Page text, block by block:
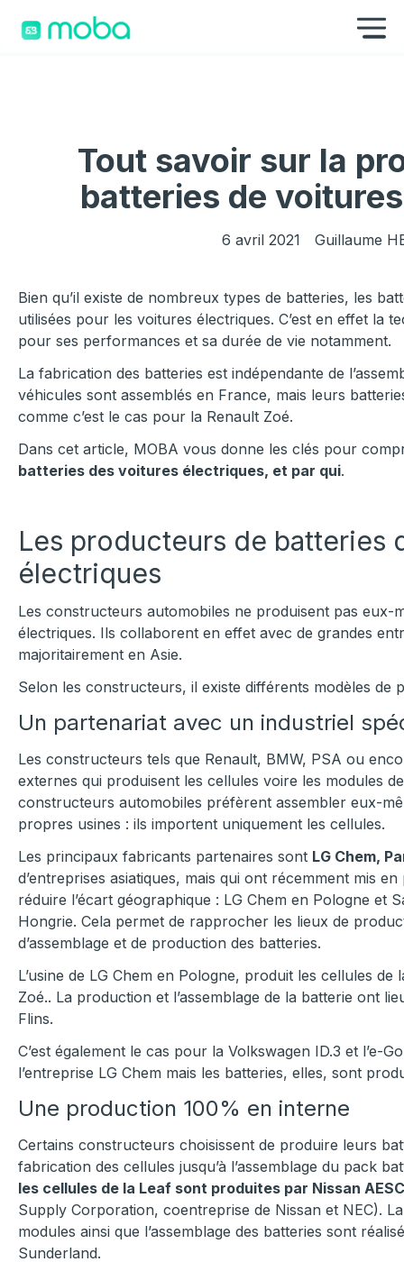
Tout savoir sur la
batteries de
6 avril 2021 Guillaume
Bien qu’il existe de nombreux types de batteries, les
utilisées pour les voitures électriques. C’est en effet la
pour ses performances et sa durée de vie notamment.
La fabrication des batteries est indépendante de
véhicules sont assemblés en France, mais leurs
comme c’est le cas pour la Renault Zoé.
Dans cet article, MOBA vous donne les clés pour
batteries des voitures électriques, et par qui.
Les producteurs de batteries
électriques
Les constructeurs automobiles ne produisent pas eux-
électriques. Ils collaborent en effet avec de grandes
majoritairement en Asie.
Selon les constructeurs, il existe différents modèles de
Un partenariat avec un industriel
Les constructeurs tels que Renault, BMW, PSA ou
externes qui produisent les cellules voire les modules
constructeurs automobiles préfèrent assembler eux-
propres usines : ils importent uniquement les cellules.
Les principaux fabricants partenaires sont LG Chem,
d’entreprises asiatiques, mais qui ont récemment mis
réduire l’écart géographique : LG Chem en Pologne et
Hongrie. Cela permet de rapprocher les lieux de
d’assemblage et de production des batteries.
L’usine de LG Chem en Pologne, produit les cellules
Zoé.. La production et l’assemblage de la batterie ont
Flins.
C’est également le cas pour la Volkswagen ID.3 et l’e-
l’entreprise LG Chem mais les batteries, elles, sont
Une production 100% en interne
Certains constructeurs choisissent de produire leurs
fabrication des cellules jusqu’à l’assemblage du pack
les cellules de la Leaf sont produites par Nissan AESC
Supply Corporation, coentreprise de Nissan et NEC).
modules ainsi que l’assemblage des batteries sont
Sunderland.